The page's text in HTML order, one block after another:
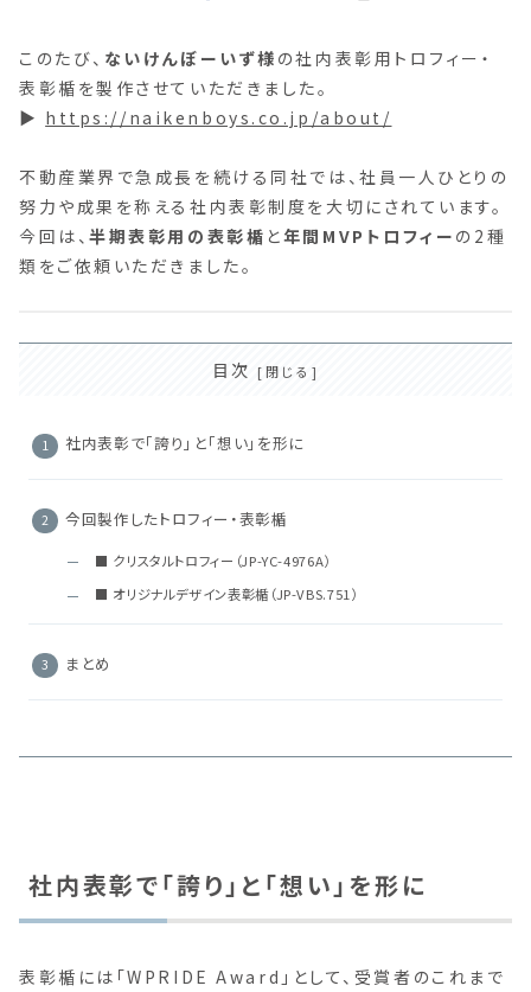
このたび、 ないけんぼーいず様 の社内表彰用トロフィー・
表彰楯を製作させていただきました。
▶ https://naikenboys.co.jp/about/
不動産業界で急成長を続ける同社では、社員一人ひとりの
努力や成果を称える社内表彰制度を大切にされています。
今回は、半期表彰用の表彰楯 と年間MVPトロフィー の2種
類をご依頼いただきました。
目次
社内表彰で「誇り」と「想い」を形に
今回製作したトロフィー・表彰楯
■ クリスタルトロフィー（JP-YC-4976A）
■ オリジナルデザイン表彰楯（JP-VBS.751）
まとめ
社内表彰で「誇り」と「想い」を形に
表彰楯には「WPRIDE Award」として、受賞者のこれまで